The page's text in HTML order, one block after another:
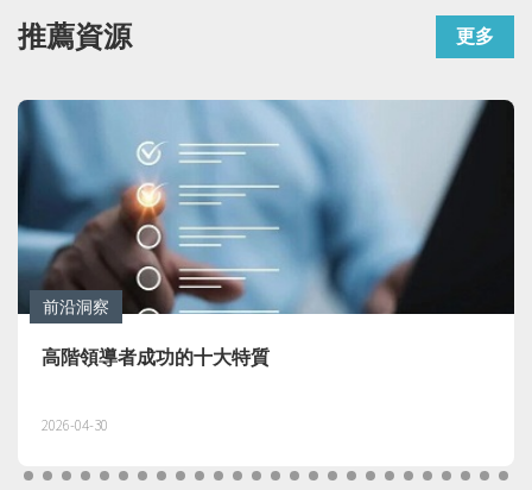
推薦資源 更多
前沿洞察
高階領導者成功的十大特質
2026-04-30